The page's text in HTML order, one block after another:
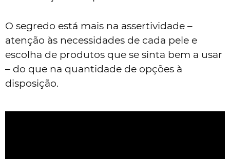
O segredo está mais na assertividade –
atenção às necessidades de cada pele e
escolha de produtos que se sinta bem a usar
– do que na quantidade de opções à
disposição.